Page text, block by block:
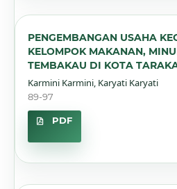
PENGEMBANGAN USAHA
KELOMPOK MAKANAN,
TEMBAKAU DI KOTA
Karmini Karmini, Karyati Karyati
89-97
PDF